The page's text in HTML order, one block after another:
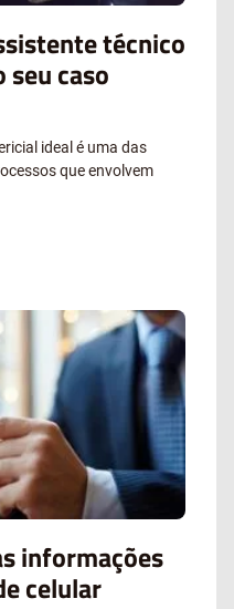
técnico
seu caso
ideal é uma das
que envolvem
informações
celular